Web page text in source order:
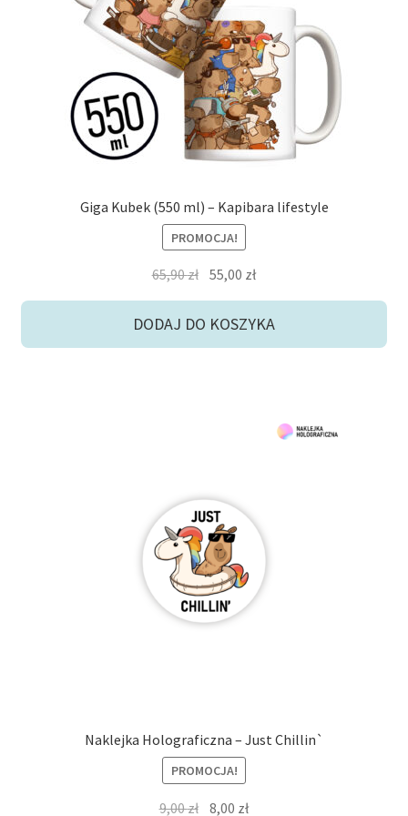
Niskie ceny
Giga Kubek (550 ml) – Kapibara lifestyle
PROMOCJA!
65,90zł Pierwotna
cena
wynosiła:
55,00 złAktualna
cena
wynosi:
DODAJ DO KOSZYKA
Naklejka Holograficzna – Just Chillin`
PROMOCJA!
9,00zł Pierwotna
8,00 złAktualna